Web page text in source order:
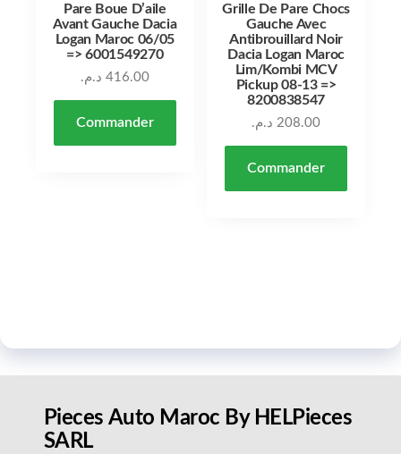
Pare Boue D’aile
Avant Gauche Dacia
Logan Maroc 06/05
=> 6001549270
416.00 د.م.
Commander
Grille De Pare Chocs
Gauche Avec
Antibrouillard Noir
Dacia Logan Maroc
Lim/Kombi MCV
Pickup 08-13 =>
8200838547
208.00 د.م.
Commander
Pieces Auto Maroc By HELPieces
SARL